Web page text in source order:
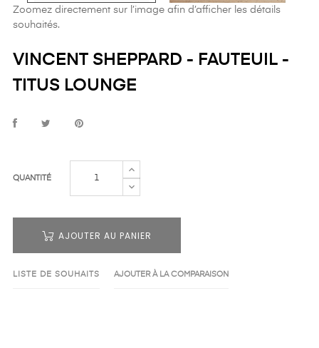
Zoomez directement sur l’image afin d’afficher les détails
souhaités.
VINCENT SHEPPARD - FAUTEUIL -
TITUS LOUNGE
QUANTITÉ
AJOUTER AU PANIER
LISTE DE SOUHAITS AJOUTER À LA COMPARAISON